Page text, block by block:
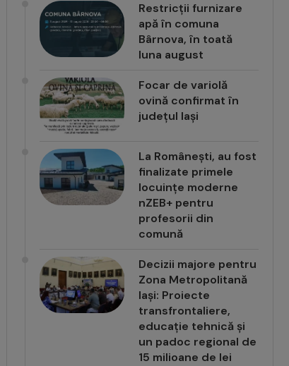
Restricții furnizare
apă în comuna
Bârnova, în toată
luna august
Focar de variolă
ovină confirmat în
județul Iași
La Românești, au fost
finalizate primele
locuințe moderne
nZEB+ pentru
profesorii din
comună
Decizii majore pentru
Zona Metropolitană
Iași: Proiecte
transfrontaliere,
educație tehnică și
un padoc regional de
15 milioane de lei